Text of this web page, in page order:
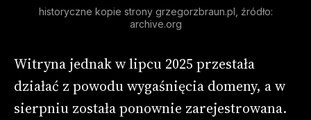
historyczne kopie strony grzegorzbraun.pl, źródło:
archive.org
Witryna jednak w lipcu 2025 przestała
działać z powodu wygaśnięcia domeny, a w
sierpniu została ponownie zarejestrowana.